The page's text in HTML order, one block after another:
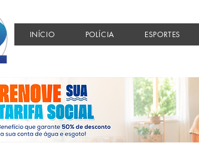
INÍCIO POLÍCIA ESPORTES